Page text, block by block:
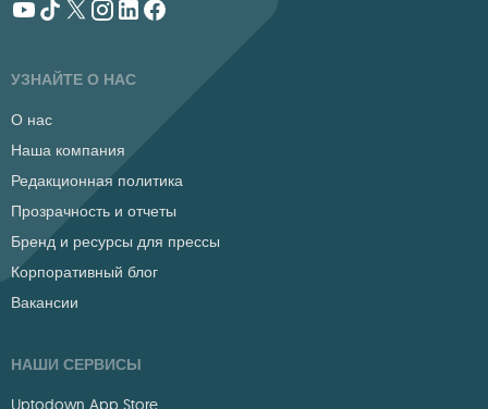
УЗНАЙТЕ О НАС
О нас
Наша компания
Редакционная политика
Прозрачность и отчеты
Бренд и ресурсы для прессы
Корпоративный блог
Вакансии
НАШИ СЕРВИСЫ
Uptodown App Store